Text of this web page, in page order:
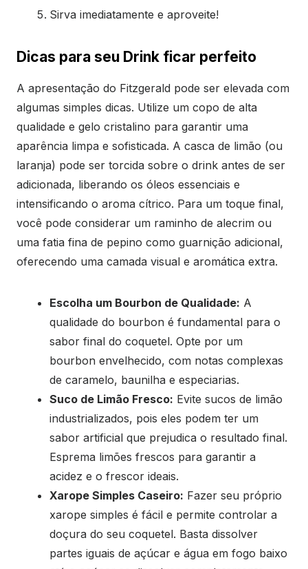
Sirva imediatamente e aproveite!
Dicas para seu Drink ficar perfeito
A apresentação do Fitzgerald pode ser elevada com
algumas simples dicas. Utilize um copo de alta
qualidade e gelo cristalino para garantir uma
aparência limpa e sofisticada. A casca de limão (ou
laranja) pode ser torcida sobre o drink antes de ser
adicionada, liberando os óleos essenciais e
intensificando o aroma cítrico. Para um toque final,
você pode considerar um raminho de alecrim ou
uma fatia fina de pepino como guarnição adicional,
oferecendo uma camada visual e aromática extra.
Escolha um Bourbon de Qualidade: A
qualidade do bourbon é fundamental para o
sabor final do coquetel. Opte por um
bourbon envelhecido, com notas complexas
de caramelo, baunilha e especiarias.
Suco de Limão Fresco: Evite sucos de limão
industrializados, pois eles podem ter um
sabor artificial que prejudica o resultado final.
Esprema limões frescos para garantir a
acidez e o frescor ideais.
Xarope Simples Caseiro: Fazer seu próprio
xarope simples é fácil e permite controlar a
doçura do seu coquetel. Basta dissolver
partes iguais de açúcar e água em fogo baixo